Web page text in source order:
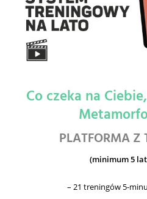
Co czeka na
PLATFORMA Z
(minimum 5
– 21 treningów 5-